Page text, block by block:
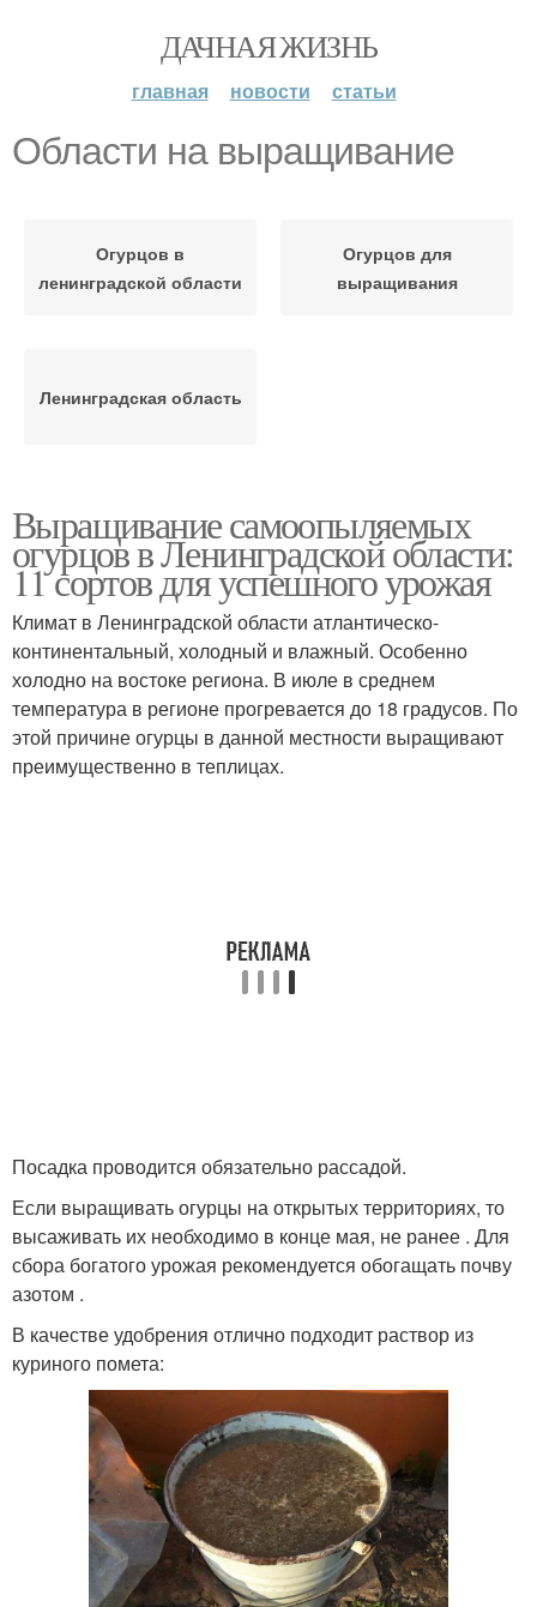
ДАЧНАЯ ЖИЗНЬ
главная новости статьи
Области на выращивание
Огурцов в
ленинградской области
Огурцов для
выращивания
Ленинградская область
Выращивание самоопыляемых
огурцов в Ленинградской области:
11 сортов для успешного урожая
Климат в Ленинградской области атлантическо-
континентальный, холодный и влажный. Особенно
холодно на востоке региона. В июле в среднем
температура в регионе прогревается до 18 градусов. По
этой причине огурцы в данной местности выращивают
преимущественно в теплицах.
Посадка проводится обязательно рассадой.
Если выращивать огурцы на открытых территориях, то
высаживать их необходимо в конце мая, не ранее . Для
сбора богатого урожая рекомендуется обогащать почву
азотом .
В качестве удобрения отлично подходит раствор из
куриного помета: